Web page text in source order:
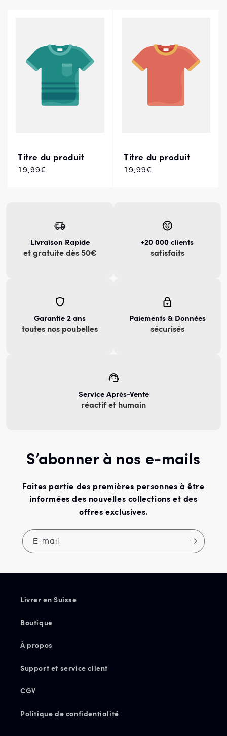
Titre du produit
Prix
19,99€
Titre du produit
Prix
19,99€
Livraison Rapide
et gratuite dès 50€
+20 000 clients
satisfaits
Garantie 2 ans
toutes nos poubelles
Paiements & Données
sécurisés
Service Après-Vente
réactif et humain
S’abonner à nos e-mails
Faites partie des premières personnes à être
informées des nouvelles collections et des
offres exclusives.
E-mail
Livrer en Suisse
Boutique
À propos
Support et service client
CGV
Politique de confidentialité